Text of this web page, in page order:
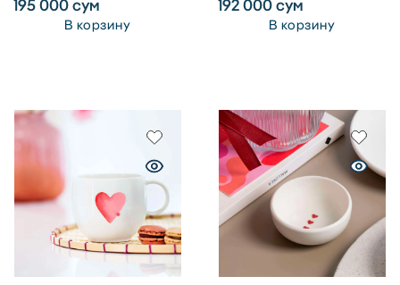
195 000сум
В корзину
192 000сум
В корзину